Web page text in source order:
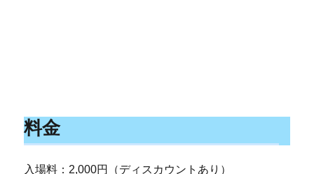
料金
入場料：2,000円（ディスカウントあり）